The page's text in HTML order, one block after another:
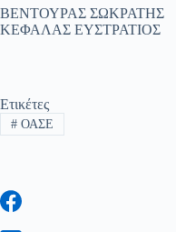
ΒΕΝΤΟΥΡΑΣ ΣΩΚΡΑΤΗΣ
ΚΕΦΑΛΑΣ ΕΥΣΤΡΑΤΙΟΣ
Ετικέτες
#ΟΑΣΕ